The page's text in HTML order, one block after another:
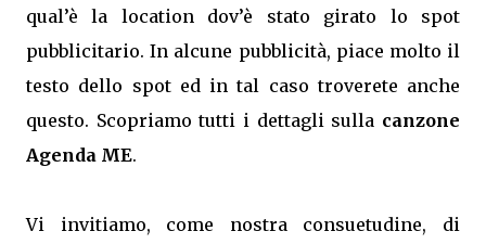
qual’è la location dov’è stato girato lo spot
pubblicitario. In alcune pubblicità, piace molto il
testo dello spot ed in tal caso troverete anche
questo. Scopriamo tutti i dettagli sulla canzone
Agenda ME.
Vi invitiamo, come nostra consuetudine, di